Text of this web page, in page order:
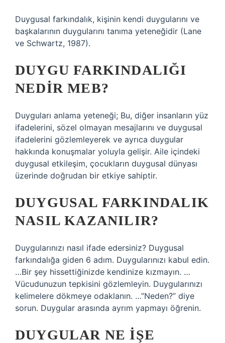
Duygusal farkındalık, kişinin kendi duygularını ve
başkalarının duygularını tanıma yeteneğidir (Lane
ve Schwartz, 1987).
DUYGU FARKINDALIĞI
NEDIR MEB?
Duyguları anlama yeteneği; Bu, diğer insanların yüz
ifadelerini, sözel olmayan mesajlarını ve duygusal
ifadelerini gözlemleyerek ve ayrıca duygular
hakkında konuşmalar yoluyla gelişir. Aile içindeki
duygusal etkileşim, çocukların duygusal dünyası
üzerinde doğrudan bir etkiye sahiptir.
DUYGUSAL FARKINDALIK
NASIL KAZANILIR?
Duygularınızı nasıl ifade edersiniz? Duygusal
farkındalığa giden 6 adım. Duygularınızı kabul edin.
…Bir şey hissettiğinizde kendinize kızmayın. …
Vücudunuzun tepkisini gözlemleyin. Duygularınızı
kelimelere dökmeye odaklanın. …”Neden?” diye
sorun. Duygular arasında ayrım yapmayı öğrenin.
DUYGULAR NE IŞE